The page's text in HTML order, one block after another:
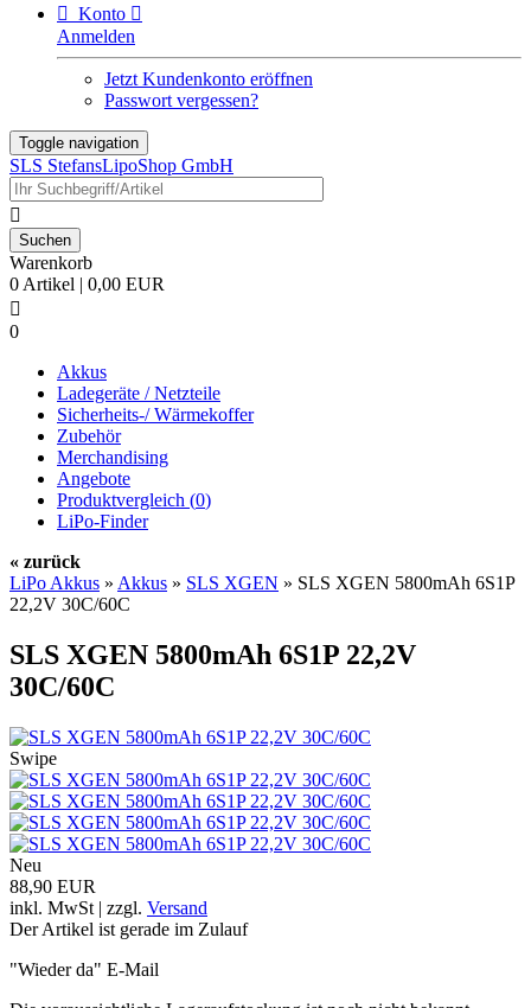
 Konto 
Anmelden
Jetzt Kundenkonto eröffnen
Passwort vergessen?
Toggle navigation
SLS StefansLipoShop GmbH

Warenkorb
0 Artikel | 0,00 EUR

0
Akkus
Ladegeräte / Netzteile
Sicherheits-/ Wärmekoffer
Zubehör
Merchandising
Angebote
Produktvergleich (0)
LiPo-Finder
« zurück
LiPo Akkus » Akkus » SLS XGEN » SLS XGEN 5800mAh 6S1P
22,2V 30C/60C
SLS XGEN 5800mAh 6S1P 22,2V
30C/60C
Swipe
Neu
88,90 EUR
inkl. MwSt | zzgl. Versand
Der Artikel ist gerade im Zulauf
"Wieder da" E-Mail